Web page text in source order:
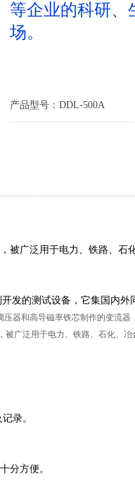
等企业的科研、
场。
产品型号：DDL-500A
广泛用于电力、铁路、石
发的测试设备，它集国内外
器和高导磁率铁芯制作的变流器
广泛用于电力、铁路、石化、
录。
分方便。